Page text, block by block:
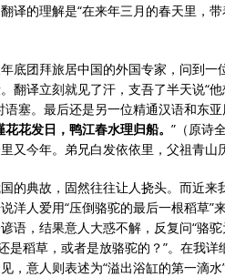
译的理解是“在来年三月的春天里，
底团拜旅居中国的外国专家，问到
翻译立刻就见了汗，支吾了半天说“
语塞。最后还是另一位精通汉语和东
花花发日，鸭江春水理归船。 ”（原诗
又今年。弟兄白发依依里，父祖青山
的典故，固然往往让人挠头。而近来
洋人爱用“压倒骆驼的最后一根稻草”
语，结果意人大惑不解，反复问“骆
是稻草，或者是放骆驼的？”。在我
，意人则表述为“溢出浴缸的第一滴水